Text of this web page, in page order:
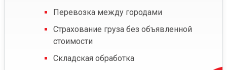
Перевозка между городами
Страхование груза без объявленной
стоимости
Складская обработка